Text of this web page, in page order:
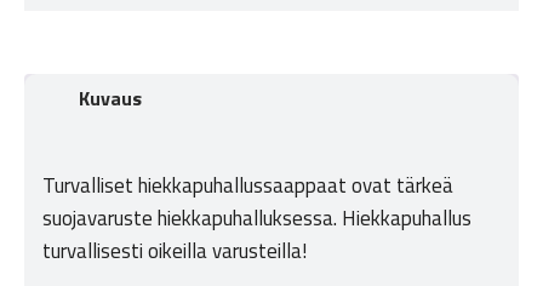
Kuvaus
Turvalliset hiekkapuhallussaappaat ovat tärkeä
suojavaruste hiekkapuhalluksessa. Hiekkapuhallus
turvallisesti oikeilla varusteilla!